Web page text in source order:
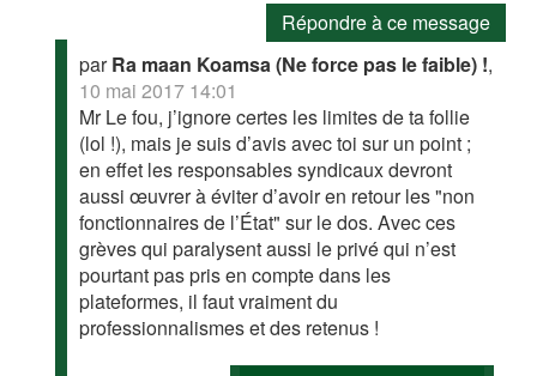
Répondre à ce message
parRa maan Koamsa (Ne force pas le faible) !,
10 mai 2017 14:01
Mr Le fou, j’ignore certes les limites de ta follie
(lol !), mais je suis d’avis avec toi sur un point ;
en effet les responsables syndicaux devront
aussi œuvrer à éviter d’avoir en retour les "non
fonctionnaires de l’État" sur le dos. Avec ces
grèves qui paralysent aussi le privé qui n’est
pourtant pas pris en compte dans les
plateformes, il faut vraiment du
professionnalismes et des retenus !